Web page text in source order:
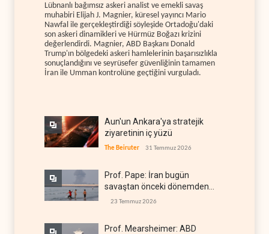
Lübnanlı bağımsız askeri analist ve emekli savaş
muhabiri Elijah J. Magnier, küresel yayıncı Mario
Nawfal ile gerçekleştirdiği söyleşide Ortadoğu'daki
son askeri dinamikleri ve Hürmüz Boğazı krizini
değerlendirdi. Magnier, ABD Başkanı Donald
Trump'ın bölgedeki askeri hamlelerinin başarısızlıkla
sonuçlandığını ve seyrüsefer güvenliğinin tamamen
İran ile Umman kontrolüne geçtiğini vurguladı.
Aun'un Ankara'ya stratejik
ziyaretinin iç yüzü
The Beiruter 31 Temmuz 2026
Prof. Pape: İran bugün
savaştan önceki dönemden
çok daha güçlü
23 Temmuz 2026
Prof. Mearsheimer: ABD